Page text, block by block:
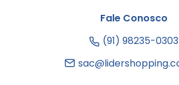
Fale Conosco
(91) 98235-0303